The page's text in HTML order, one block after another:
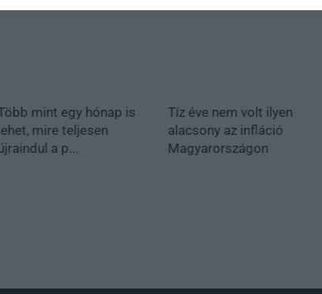
mint egy hónap is
mire teljesen
a p...
Tíz éve nem volt ilyen
alacsony az infláció
Magyarországon